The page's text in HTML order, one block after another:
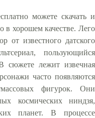
можете скачать и
в хорошем качестве. Лего
от известного датского
пользующийся
сюжете лежит извечная
часто появляются
фигурок. Они
космических ниндзя,
планет. В процессе